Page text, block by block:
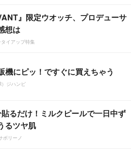
』限定ウオッチ、プロデューサ
想は
イアップ特集
機にピッ！ですぐに買えちゃう
）ジハンピ
るだけ！ミルクピールで一日中ず
るツヤ肌
ボリーノ